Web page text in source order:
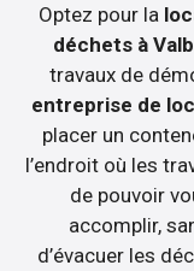
Optez pour la
déchets à
travaux de
entreprise de
placer un
l’endroit où les
de pouvoir
accomplir,
d’évacuer les